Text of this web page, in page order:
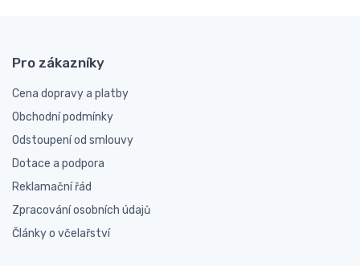
Pro zákazníky
Cena dopravy a platby
Obchodní podmínky
Odstoupení od smlouvy
Dotace a podpora
Reklamační řád
Zpracování osobních údajů
Články o včelařství